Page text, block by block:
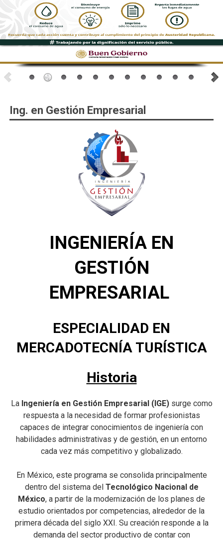
Ing. en Gestión Empresarial
INGENIERÍA EN
GESTIÓN
EMPRESARIAL
ESPECIALIDAD EN
MERCADOTECNÍA TURÍSTICA
Historia
La Ingeniería en Gestión Empresarial (IGE)surge como
respuesta a la necesidad de formar profesionistas
capaces de integrar conocimientos de ingeniería con
habilidades administrativas y de gestión, en un entorno
cada vez más competitivo y globalizado.
En México, este programa se consolida principalmente
dentro del sistema del Tecnológico Nacional de
México, a partir de la modernización de los planes de
estudio orientados por competencias, alrededor de la
primera década del siglo XXI. Su creación responde a la
demanda del sector productivo de contar con